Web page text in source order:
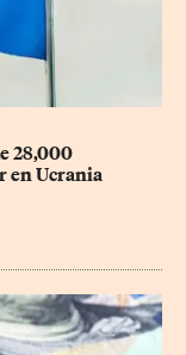
28,000
en Ucrania